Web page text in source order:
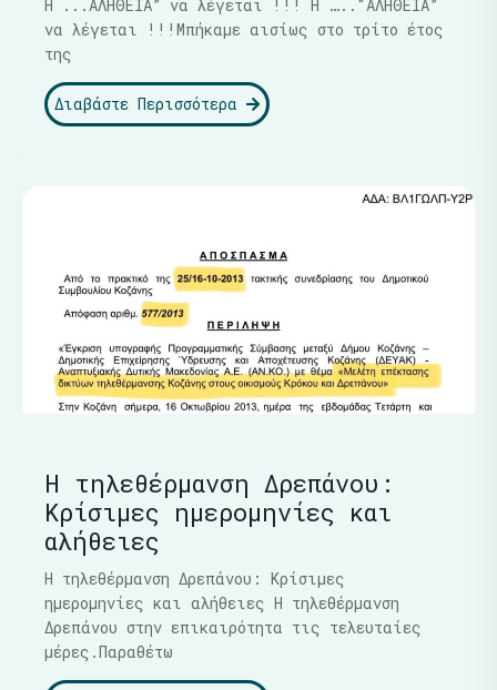
Η ...ΑΛΗΘΕΙΑ” να λέγεται !!! Η …..“ΑΛΗΘΕΙΑ”
να λέγεται !!!Μπήκαμε αισίως στο τρίτο έτος
της
Διαβάστε Περισσότερα
Η τηλεθέρμανση Δρεπάνου:
Κρίσιμες ημερομηνίες και
αλήθειες
Η τηλεθέρμανση Δρεπάνου: Κρίσιμες
ημερομηνίες και αλήθειες Η τηλεθέρμανση
Δρεπάνου στην επικαιρότητα τις τελευταίες
μέρες.Παραθέτω